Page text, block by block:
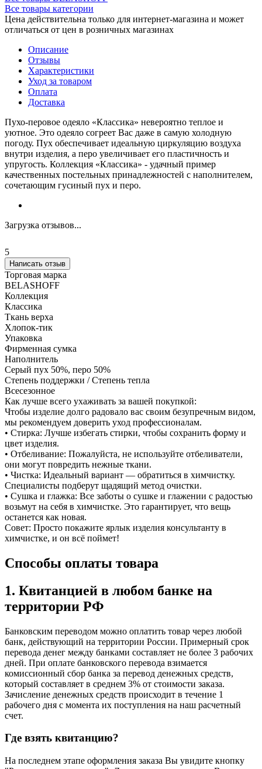
Все товары категории
Цена действительна только для интернет-магазина и может
отличаться от цен в розничных магазинах
Описание
Отзывы
Характеристики
Уход за товаром
Оплата
Доставка
Пухо-перовое одеяло «Классика» невероятно теплое и
уютное. Это одеяло согреет Вас даже в самую холодную
погоду. Пух обеспечивает идеальную циркуляцию воздуха
внутри изделия, а перо увеличивает его пластичность и
упругость. Коллекция «Классика» - удачный пример
качественных постельных принадлежностей с наполнителем,
сочетающим гусиный пух и перо.
Загрузка отзывов...
5
Написать отзыв
Торговая марка
BELASHOFF
Коллекция
Классика
Ткань верха
Хлопок-тик
Упаковка
Фирменная сумка
Наполнитель
Серый пух 50%, перо 50%
Степень поддержки / Степень тепла
Всесезонное
Как лучше всего ухаживать за вашей покупкой:
Чтобы изделие долго радовало вас своим безупречным видом,
мы рекомендуем доверить уход профессионалам.
• Стирка: Лучше избегать стирки, чтобы сохранить форму и
цвет изделия.
• Отбеливание: Пожалуйста, не используйте отбеливатели,
они могут повредить нежные ткани.
• Чистка: Идеальный вариант — обратиться в химчистку.
Специалисты подберут щадящий метод очистки.
• Сушка и глажка: Все заботы о сушке и глажении с радостью
возьмут на себя в химчистке. Это гарантирует, что вещь
останется как новая.
Совет: Просто покажите ярлык изделия консультанту в
химчистке, и он всё поймет!
Способы оплаты товара
1. Квитанцией в любом банке на
территории РФ
Банковским переводом можно оплатить товар через любой
банк, действующий на территории России. Примерный срок
перевода денег между банками составляет не более 3 рабочих
дней. ​При оплате банковского перевода взимается
комиссионный сбор банка за перевод денежных средств,
который составляет в среднем 3% от стоимости заказа.
Зачисление денежных средств происходит в течение 1
рабочего дня с момента их поступления на наш расчетный
счет.
Где взять квитанцию?
На последнем этапе оформления заказа Вы увидите кнопку